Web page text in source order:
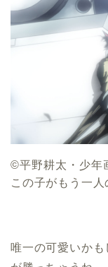
©平野耕太・少年
この子がもう一人
唯一の可愛いか